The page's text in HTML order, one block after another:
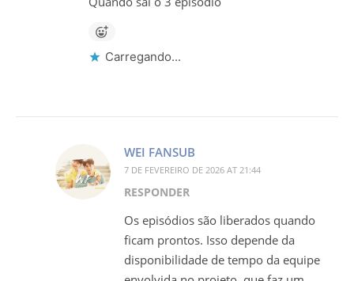
Carregando...
WEI FANSUB
7 DE FEVEREIRO DE 2026 AT 21:44
RESPONDER
Os episódios são liberados quando
ficam prontos. Isso depende da
disponibilidade de tempo da equipe